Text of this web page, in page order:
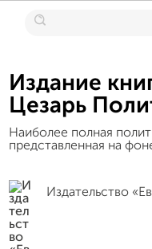
Издание
Цезарь
Наиболее полная
представленная на
Издательство